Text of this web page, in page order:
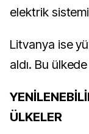
elektrik
Litvanya ise
aldı. Bu
ÜLKELER